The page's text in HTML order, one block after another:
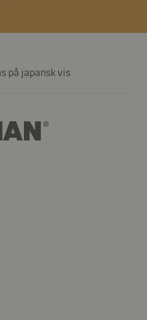
på japansk vis